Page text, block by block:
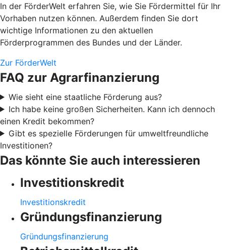
In der FörderWelt erfahren Sie, wie Sie Fördermittel für Ihr
Vorhaben nutzen können. Außerdem finden Sie dort
wichtige Informationen zu den aktuellen
Förderprogrammen des Bundes und der Länder.
Zur FörderWelt
FAQ zur Agrarfinanzierung
Wie sieht eine staatliche Förderung aus?
Ich habe keine großen Sicherheiten. Kann ich dennoch
einen Kredit bekommen?
Gibt es spezielle Förderungen für umweltfreundliche
Investitionen?
Das könnte Sie auch interessieren
Investitionskredit
Investitionskredit
Gründungsfinanzierung
Gründungsfinanzierung